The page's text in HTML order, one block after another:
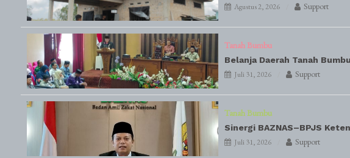
Agustus 2, 2026
Support
Tanah Bumbu
Belanja Daerah Tanah
Juli 31, 2026
Support
Tanah Bumbu
Sinergi BAZNAS–BPJS
Juli 31, 2026
Support